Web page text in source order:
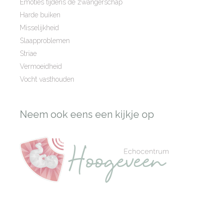
Emoties tijdens de zwangerschap
Harde buiken
Misselijkheid
Slaapproblemen
Striae
Vermoeidheid
Vocht vasthouden
Neem ook eens een kijkje op